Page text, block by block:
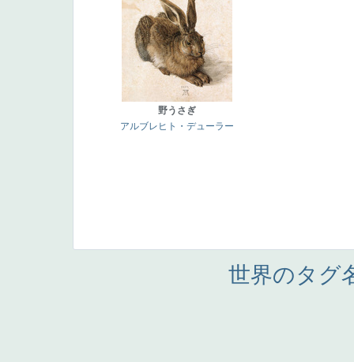
野うさぎ
アルブレヒト・デューラー
世界のタグ